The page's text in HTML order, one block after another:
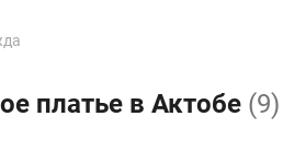
платье в Актобе (9)